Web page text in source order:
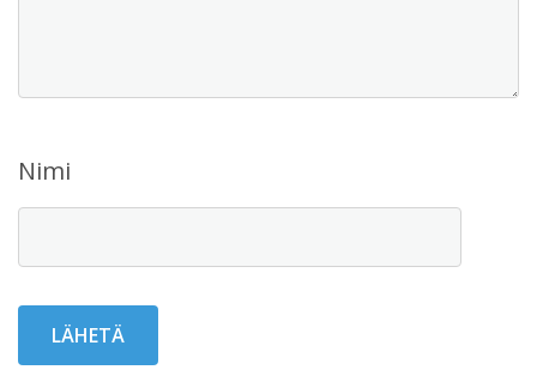
Nimi